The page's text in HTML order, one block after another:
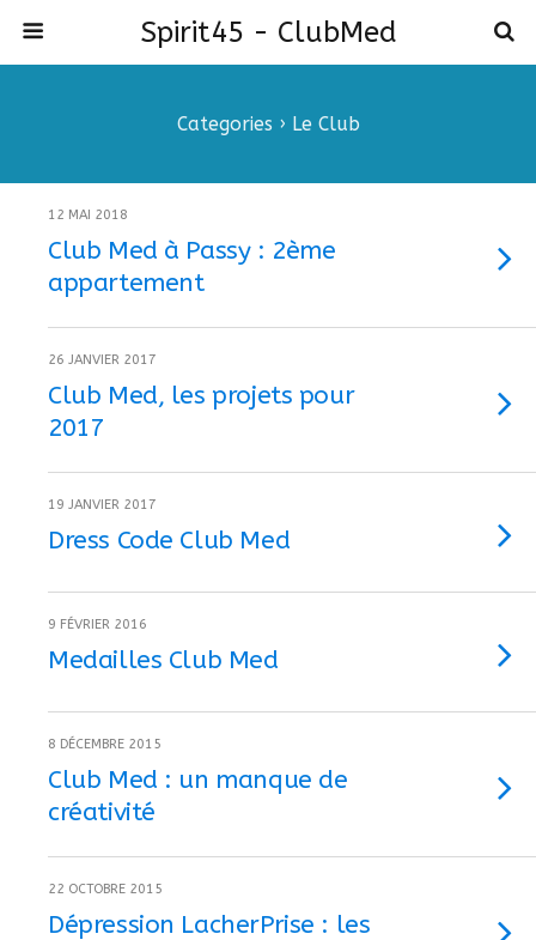
Spirit45 - ClubMed
Categories › Le Club
12 MAI 2018
Club Med à Passy : 2ème
appartement
26 JANVIER 2017
Club Med, les projets pour
2017
19 JANVIER 2017
Dress Code Club Med
9 FÉVRIER 2016
Medailles Club Med
8 DÉCEMBRE 2015
Club Med : un manque de
créativité
22 OCTOBRE 2015
Dépression LacherPrise : les